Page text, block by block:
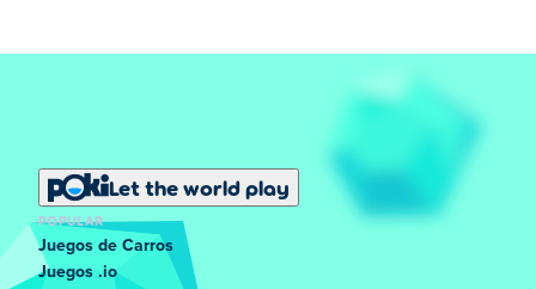
Let the world play
POPULAR
Juegos de Carros
Juegos .io